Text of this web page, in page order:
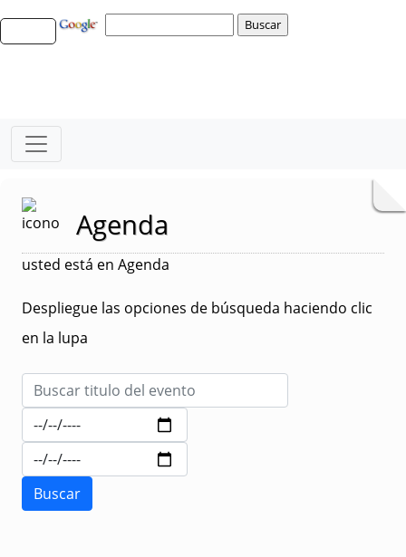
Agenda
usted está en Agenda
Despliegue las opciones de búsqueda haciendo clic
en la lupa